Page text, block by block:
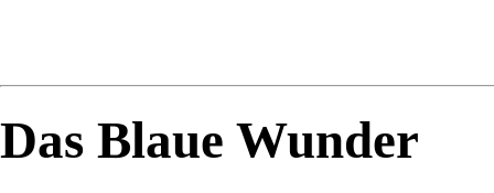
Das Blaue Wunder